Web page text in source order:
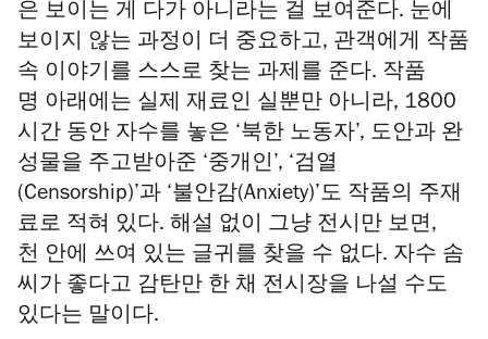
은 보이는 게 다가 아니라는 걸 보여준다. 눈에
보이지 않는 과정이 더 중요하고, 관객에게 작품
속 이야기를 스스로 찾는 과제를 준다. 작품
명 아래에는 실제 재료인 실뿐만 아니라, 1800
시간 동안 자수를 놓은 ‘북한 노동자’, 도안과 완
성물을 주고받아준 ‘중개인’, ‘검열
(Censorship)’과 ‘불안감(Anxiety)’도 작품의 주재
료로 적혀 있다. 해설 없이 그냥 전시만 보면,
천 안에 쓰여 있는 글귀를 찾을 수 없다. 자수 솜
씨가 좋다고 감탄만 한 채 전시장을 나설 수도
있다는 말이다.